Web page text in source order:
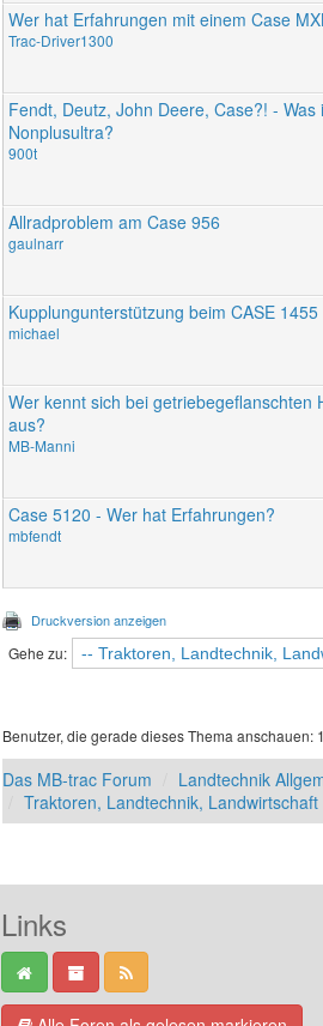
Wer hat Erfahrungen mit einem Case
Trac-Driver1300
Fendt, Deutz, John Deere, Case?! - Was
Nonplusultra?
900t
Allradproblem am Case 956
gaulnarr
Kupplungunterstützung beim CASE
michael
Wer kennt sich bei getriebegeflanschten
aus?
MB-Manni
Case 5120 - Wer hat Erfahrungen?
mbfendt
Druckversion anzeigen
Gehe zu:
Benutzer, die gerade dieses Thema anschauen:
Das MB-trac Forum
Landtechnik
Traktoren, Landtechnik,
Links